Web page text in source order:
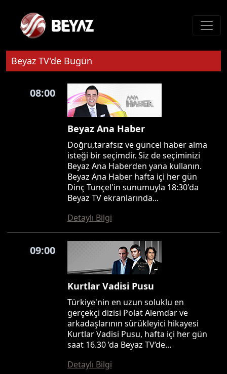
Beyaz TV'de Bugün
08:00
Beyaz Ana Haber
Doğru,tarafsız ve güncel haber alma
isteği bir seçimdir. Siz de seçiminizi
Beyaz Ana Haberden yana kullanın.
Beyaz Ana Haber hafta içi her gün
Dinç Tunçel'in sunumuyla 18:30'da
Beyaz TV ekranlarında...
Detaylı Bilgi
09:00
Kurtlar Vadisi Pusu
Türkiye'nin en uzun soluklu en
gerçekçi dizisi Polat Alemdar ve
arkadaşlarının sürükleyici hikayesi
Kurtlar Vadisi Pusu, hafta içi her gün
saat 16.30 ’da Beyaz TV’de...
Detaylı Bilgi